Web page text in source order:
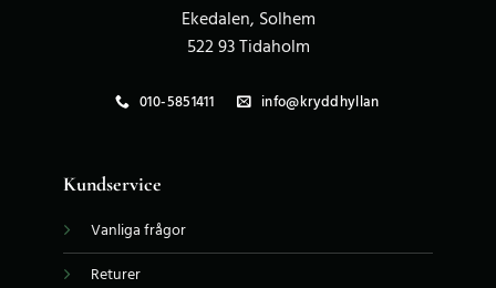
Ekedalen, Solhem
522 93 Tidaholm
010-5851411 info@kryddhyllan
Kundservice
Vanliga frågor
Returer